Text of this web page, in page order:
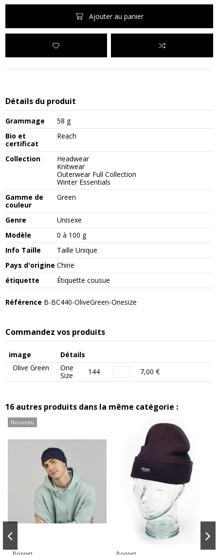
Ajouter au panier
Détails du produit
Grammage
58 g
Bio et
certificat
Reach
Collection
Headwear
Knitwear
Outerwear Full Collection
Winter Essentials
Gamme de
couleur
Green
Genre
Unisexe
Modèle
0 à 100 g
Info Taille
Taille Unique
Pays d'origine Chine
étiquette
Étiquette cousue
Référence B-BC440-OliveGreen-Onesize
Commandez vos produits
image
Détails
Olive Green
One
Size
144 7,00 €
16 autres produits dans la même catégorie :
Nouveau
Bonnet Bonnet